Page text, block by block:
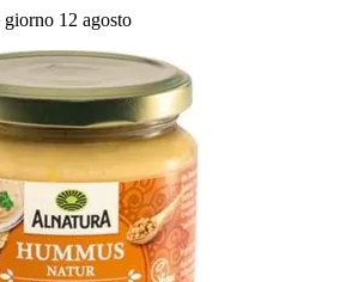
12 agosto